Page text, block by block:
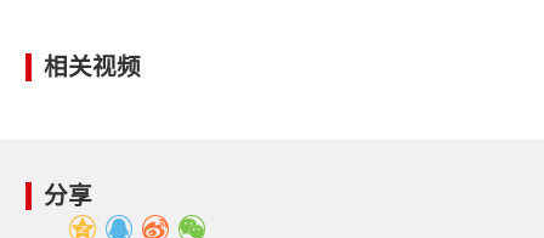
相关视频
分享